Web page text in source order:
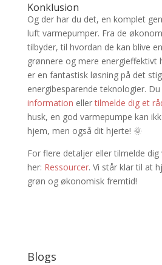
Konklusion
Og der har du det, en komplet
luft varmepumper. Fra de
tilbyder, til hvordan de kan blive
grønnere og mere energieffektivt
er en fantastisk løsning på det
energibesparende teknologier.
information ellertilmelde dig et
husk, en god varmepumpe kan
hjem, men også dit hjerte! 🌞
For flere detaljer eller tilmelde
her: Ressourcer. Vi står klar til at
grøn og økonomisk fremtid!
Blogs